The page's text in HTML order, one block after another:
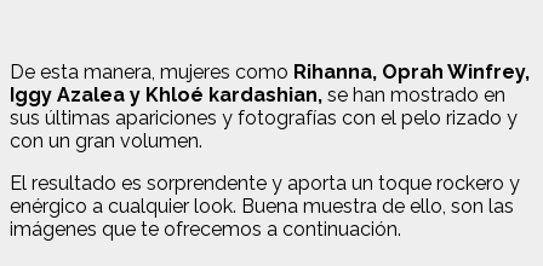
De esta manera, mujeres como Rihanna, Oprah Winfrey,
Iggy Azalea y Khloé kardashian, se han mostrado en
sus últimas apariciones y fotografías con el pelo rizado y
con un gran volumen.
El resultado es sorprendente y aporta un toque rockero y
enérgico a cualquier look. Buena muestra de ello, son las
imágenes que te ofrecemos a continuación.